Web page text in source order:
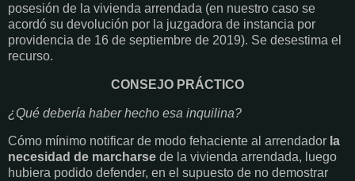
posesión de la vivienda arrendada (en nuestro caso se
acordó su devolución por la juzgadora de instancia por
providencia de 16 de septiembre de 2019). Se desestima el
recurso.
CONSEJO PRÁCTICO
¿Qué debería haber hecho esa inquilina?
Cómo mínimo notificar de modo fehaciente al arrendador la
necesidad de marcharse de la vivienda arrendada, luego
hubiera podido defender, en el supuesto de no demostrar